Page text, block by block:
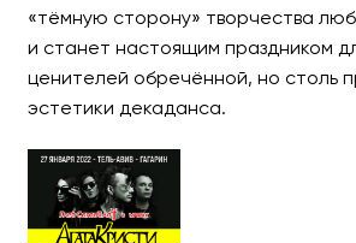
«тёмную сторону» творчества
и станет настоящим праздником
ценителей обречённой, но столь
эстетики декаданса.